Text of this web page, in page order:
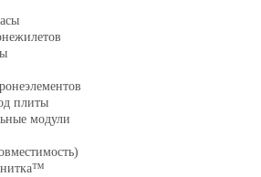
плиты
модули